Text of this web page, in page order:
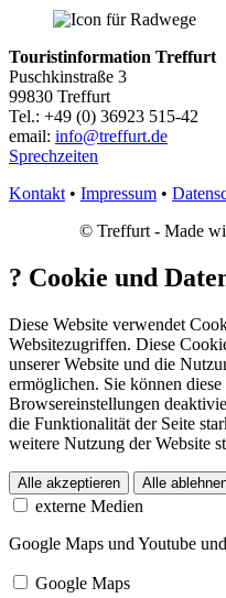
Touristinformation Treffurt
Puschkinstraße 3
99830 Treffurt
Tel.: +49 (0) 36923 515-42
email: info@treffurt.de
Sprechzeiten
Kontakt • Impressum •
© Treffurt - Made
? Cookie und
Diese Website verwendet
Websitezugriffen. Diese
unserer Website und die
ermöglichen. Sie können
Browsereinstellungen
die Funktionalität der Seite
weitere Nutzung der Website
Alle akzeptieren Alle
externe Medien
Google Maps und Youtube
Google Maps